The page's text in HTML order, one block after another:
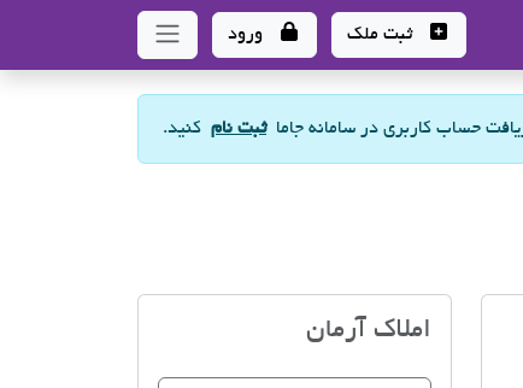
ثبت ملک ورود
حساب کاربری در سامانه جاماثبت نام کنید.
املاک آرمان